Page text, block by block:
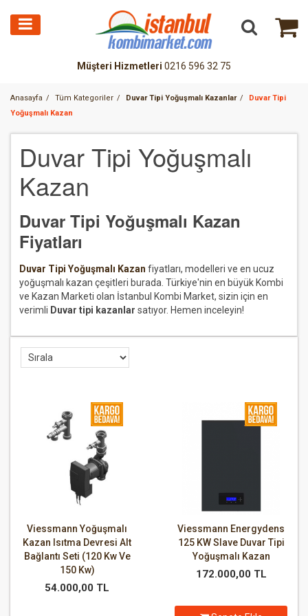
Müşteri Hizmetleri 0216 596 32 75
Anasayfa Tüm Kategoriler Duvar Tipi Yoğuşmalı Kazanlar
Duvar Tipi
Yoğuşmalı Kazan
Duvar Tipi Yoğuşmalı
Kazan
Duvar Tipi Yoğuşmalı Kazan
Fiyatları
Duvar Tipi Yoğuşmalı Kazan fiyatları, modelleri ve en ucuz
yoğuşmalı kazan çeşitleri burada. Türkiye'nin en büyük Kombi
ve Kazan Marketi olan İstanbul Kombi Market, sizin için en
verimli Duvar tipi kazanlar satıyor. Hemen inceleyin!
Viessmann Yoğuşmalı
Kazan Isıtma Devresi Alt
Bağlantı Seti (120 Kw Ve
150 Kw)
54.000,00 TL
Viessmann Energydens
125 KW Slave Duvar Tipi
Yoğuşmalı Kazan
172.000,00 TL